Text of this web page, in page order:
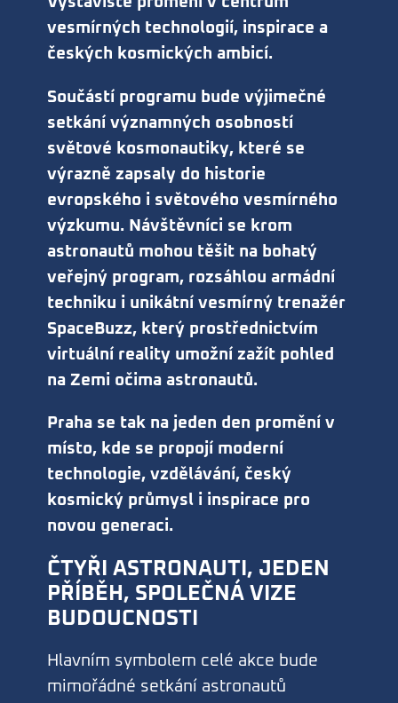
vesmírných technologií, inspirace a
českých kosmických ambicí.
Součástí programu bude výjimečné
setkání významných osobností
světové kosmonautiky, které se
výrazně zapsaly do historie
evropského i světového vesmírného
výzkumu. Návštěvníci se krom
astronautů mohou těšit na bohatý
veřejný program, rozsáhlou armádní
techniku i unikátní vesmírný trenažér
SpaceBuzz, který prostřednictvím
virtuální reality umožní zažít pohled
na Zemi očima astronautů.
Praha se tak na jeden den promění v
místo, kde se propojí moderní
technologie, vzdělávání, český
kosmický průmysl i inspirace pro
novou generaci.
ČTYŘI ASTRONAUTI, JEDEN
PŘÍBĚH, SPOLEČNÁ VIZE
BUDOUCNOSTI
Hlavním symbolem celé akce bude
mimořádné setkání astronautů